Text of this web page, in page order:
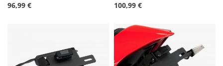
96,99 € 100,99 €